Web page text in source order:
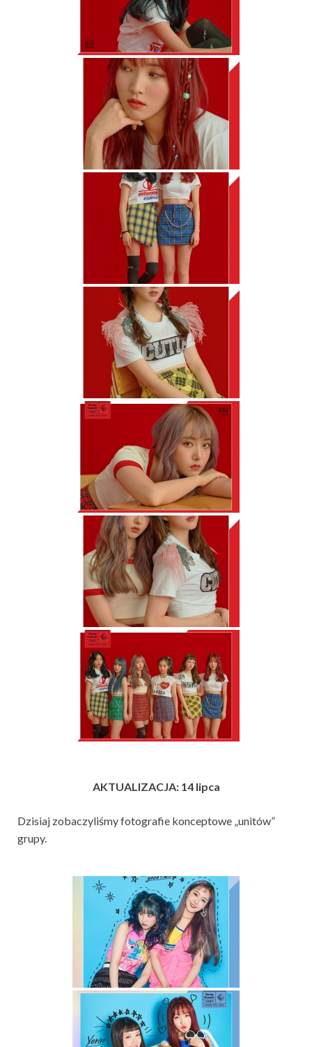
AKTUALIZACJA: 14 lipca
Dzisiaj zobaczyliśmy fotografie konceptowe „unitów”
grupy.